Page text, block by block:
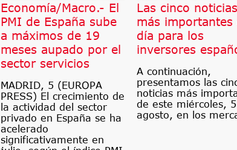
Economía/Macro.- El
PMI de España sube
a máximos de 19
meses aupado por el
sector servicios
MADRID, 5 (EUROPA
PRESS) El crecimiento de
la actividad del sector
privado en España se ha
acelerado
significativamente en
Las cinco noticias
más importantes
día para los
inversores
A continuación,
presentamos las
noticias más
de este miércoles,
agosto, en los